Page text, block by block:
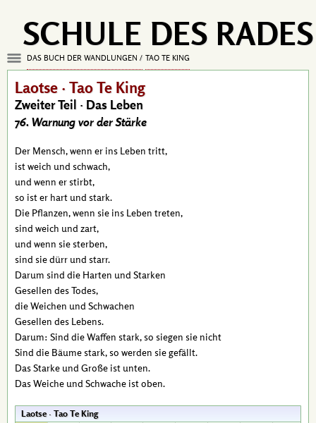
SCHULE DES RADES
DAS BUCH DER WANDLUNGEN TAO TE KING
Laotse · Tao Te King
Zweiter Teil · Das Leben
76. Warnung vor der Stärke
Der Mensch, wenn er ins Leben tritt,
ist weich und schwach,
und wenn er stirbt,
so ist er hart und stark.
Die Pflanzen, wenn sie ins Leben treten,
sind weich und zart,
und wenn sie sterben,
sind sie dürr und starr.
Darum sind die Harten und Starken
Gesellen des Todes,
die Weichen und Schwachen
Gesellen des Lebens.
Darum: Sind die Waffen stark, so siegen sie nicht
Sind die Bäume stark, so werden sie gefällt.
Das Starke und Große ist unten.
Das Weiche und Schwache ist oben.
Laotse · Tao Te King